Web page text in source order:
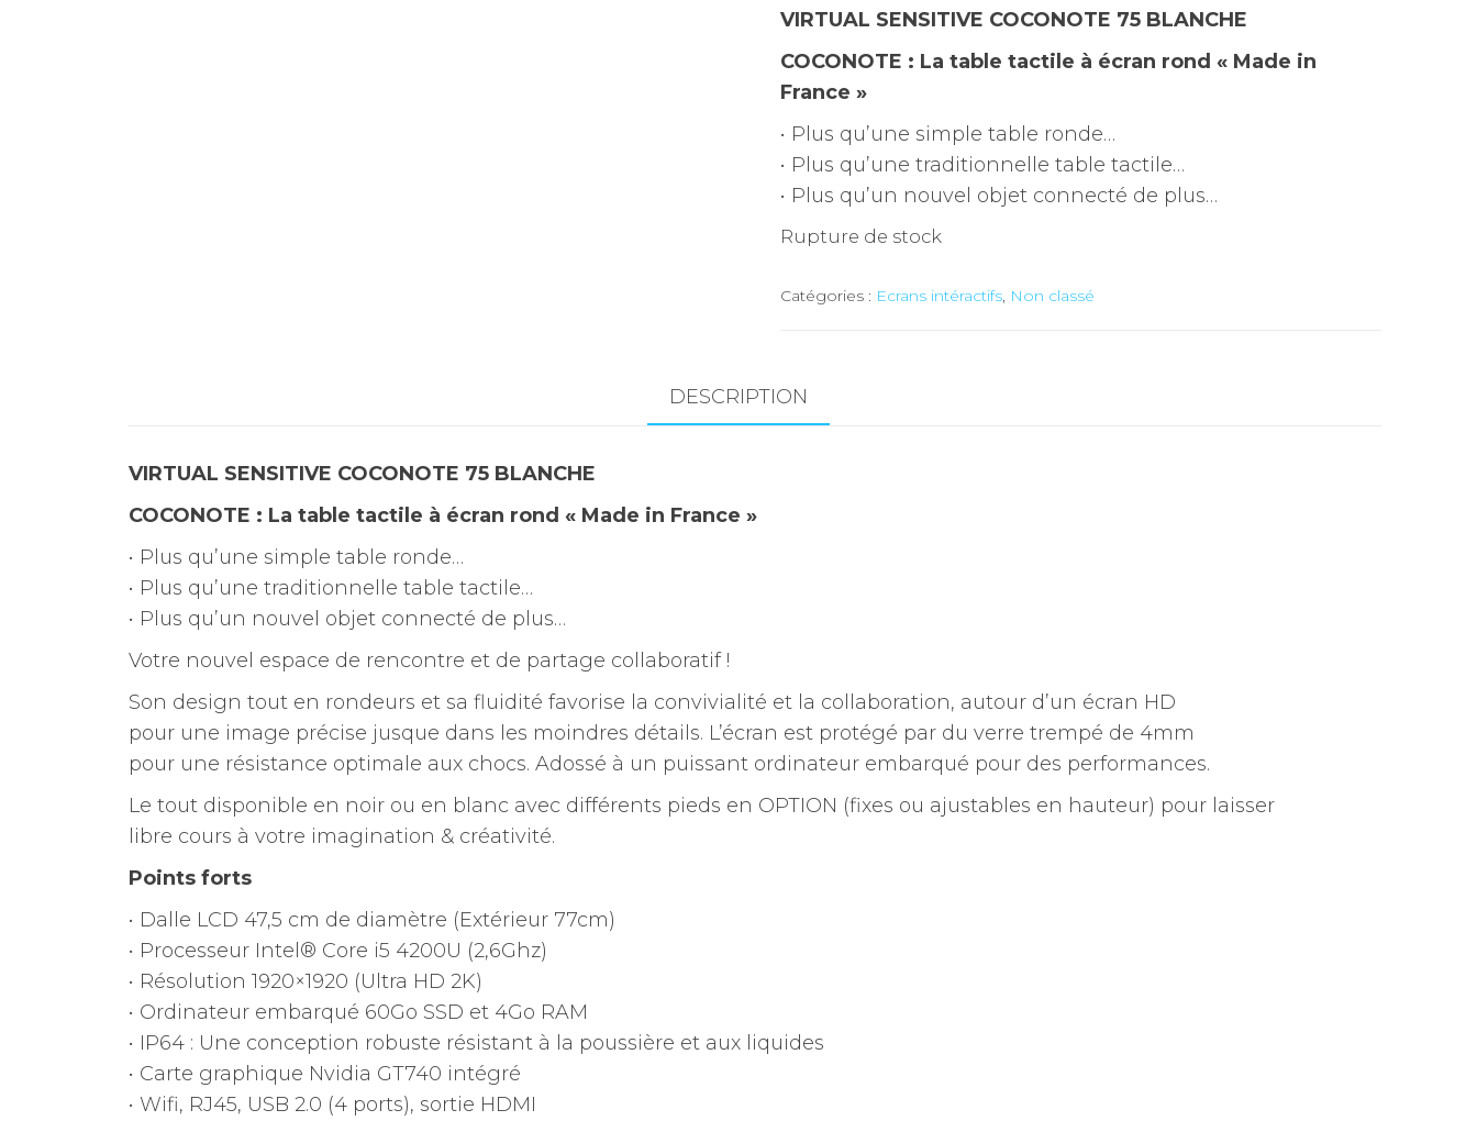
VIRTUAL SENSITIVE COCONOTE 75 BLANCHE
COCONOTE : La table tactile à écran rond « Made in
France »
• Plus qu’une simple table ronde…
• Plus qu’une traditionnelle table tactile…
• Plus qu’un nouvel objet connecté de plus…
Rupture de stock
Catégories : Ecrans intéractifs, Non classé
DESCRIPTION
VIRTUAL SENSITIVE COCONOTE 75 BLANCHE
COCONOTE : La table tactile à écran rond « Made in France »
• Plus qu’une simple table ronde…
• Plus qu’une traditionnelle table tactile…
• Plus qu’un nouvel objet connecté de plus…
Votre nouvel espace de rencontre et de partage collaboratif !
Son design tout en rondeurs et sa fluidité favorise la convivialité et la collaboration, autour d’un écran HD
pour une image précise jusque dans les moindres détails. L’écran est protégé par du verre trempé de 4mm
pour une résistance optimale aux chocs. Adossé à un puissant ordinateur embarqué pour des performances.
Le tout disponible en noir ou en blanc avec différents pieds en OPTION (fixes ou ajustables en hauteur) pour laisser
libre cours à votre imagination & créativité.
Points forts
• Dalle LCD 47,5 cm de diamètre (Extérieur 77cm)
• Processeur Intel® Core i5 4200U (2,6Ghz)
• Résolution 1920×1920 (Ultra HD 2K)
• Ordinateur embarqué 60Go SSD et 4Go RAM
• IP64 : Une conception robuste résistant à la poussière et aux liquides
• Carte graphique Nvidia GT740 intégré
• Wifi, RJ45, USB 2.0 (4 ports), sortie HDMI